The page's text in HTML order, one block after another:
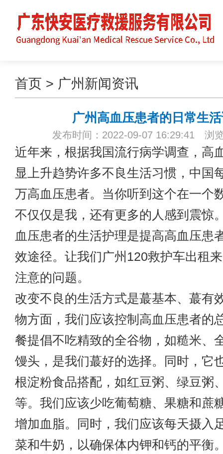
首页 > 广州新闻资讯
广州高血压患者的日常生
发布时间：2022-09-07 16:29:41 浏
近年来，根据我国流行病学调查，高
显上升趋势许多不良生活习惯，中国
万高血压患者。当你听到这个在一个
不仅仅是我，还有更多的人感到震惊
血压患者的生活护理是提高高血压患
效途径。让我们广州120救护车出租
注意的问题。
改变不良的生活方式是蕞基本、蕞有
物方面，我们应该控制高血压患者的
餐提倡不吃精致的全谷物，如糙米、
馒头，是我们蕞好的选择。同时，它
根淀粉食品搭配，如红豆粥、绿豆粥
等。我们应该少吃葡萄糖、果糖和蔗
增加血脂。同时，我们应该每天摄入
菜和牛奶，以确保体内钾和钙的平衡